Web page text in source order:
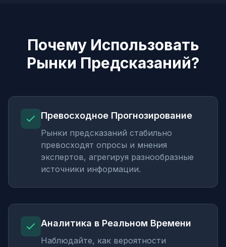
Почему Использовать
Рынки Предсказаний?
Превосходное Прогнозирование
Рынки предсказаний стабильно
превосходят опросы и мнения
экспертов, агрегируя разнообразные
источники информации.
Аналитика в Реальном Времени
Наблюдайте, как вероятности